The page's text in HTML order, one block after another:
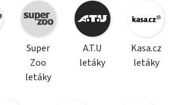
Super
Zoo
letáky
A.T.U
letáky
Kasa.cz
letáky